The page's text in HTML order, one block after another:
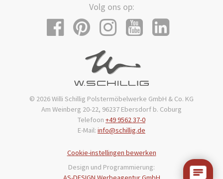
Volg ons op:
© 2026 Willi Schillig Polstermöbelwerke GmbH & Co. KG
Am Weinberg 20-22, 96237 Ebersdorf b. Coburg
Telefoon +49 9562 37-0
E-Mail: info@schillig.de
Cookie-instellingen bewerken
Design und Programmierung: